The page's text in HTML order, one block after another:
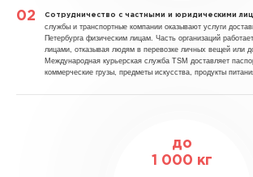
Сотрудничество с частными и юридическими
службы и транспортные компании оказывают услуги
Петербурга физическим лицам. Часть организаций
лицами, отказывая людям в перевозке личных вещей или
Международная курьерская служба TSM доставляет
коммерческие грузы, предметы искусства, продукты
до
1 000 кг